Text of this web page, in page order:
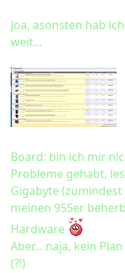
Joa, asonsten hab
weit...
Board: bin ich mir
Probleme gehabt,
Gigabyte
meinen 955er
Hardware
Aber... naja, kein
(?!)